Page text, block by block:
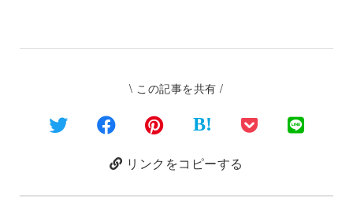
\ この記事を共有 /
B!
リンクをコピーする